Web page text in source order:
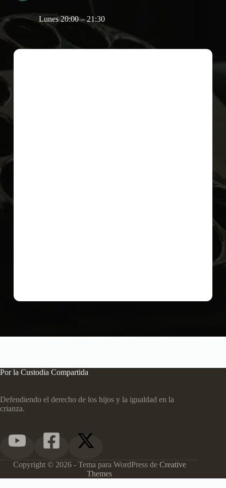
Lunes 20:00 – 21:30
Por la Custodia Compartida
Defendiendo el derecho de los hijos y la igualdad en la
crianza.
Copyright © 2026 - Tema para WordPress de Creative
Themes